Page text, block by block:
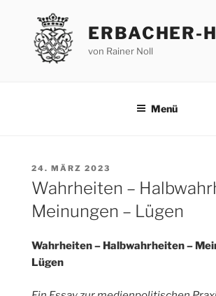
springen
ERBACHER-
von Rainer Noll
Menü
VERÖFFENTLICHT
AM
24. MÄRZ 2023
Wahrheiten –
Meinungen – Lügen
Wahrheiten – Halbwahrheiten –
Lügen